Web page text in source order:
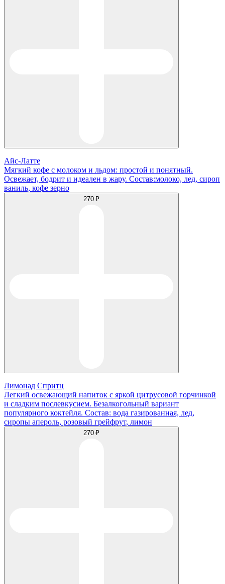
Айс-Латте
Мягкий кофе с молоком и льдом: простой и понятный.
Освежает, бодрит и идеален в жару. Состав:молоко, лед, сироп
ваниль, кофе зерно
270 ₽
Лимонад Спритц
Легкий освежающий напиток с яркой цитрусовой горчинкой
и сладким послевкусием. Безалкогольный вариант
популярного коктейля. Состав: вода газированная, лед,
сиропы апероль, розовый грейфрут, лимон
270 ₽